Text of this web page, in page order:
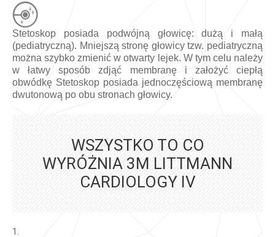
Stetoskop posiada podwójną głowicę: dużą i małą
(pediatryczną). Mniejszą stronę głowicy tzw. pediatryczną
można szybko zmienić w otwarty lejek. W tym celu należy
w łatwy sposób zdjąć membranę i założyć ciepłą
obwódkę Stetoskop posiada jednoczęściową membranę
dwutonową po obu stronach głowicy.
WSZYSTKO TO CO
WYRÓŻNIA 3M LITTMANN
CARDIOLOGY IV